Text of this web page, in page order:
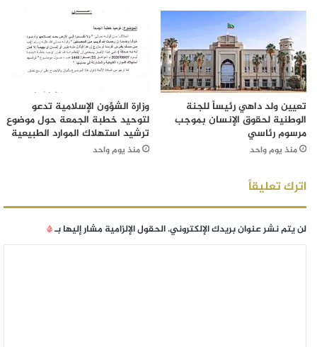
تعيين ولد داهي رئيساً للجنة
الوطنية لحقوق الإنسان بموجب
مرسوم رئاسي
منذ يوم واحد
وزارة الشؤون الإسلامية تدعو
لتوحيد خطبة الجمعة حول موضوع
ترشيد استهلاك الموارد الطبيعية
منذ يوم واحد
اترك تعليقاً
لن يتم نشر عنوان بريدك الإلكتروني.الحقول الإلزامية مشار إليها بـ*